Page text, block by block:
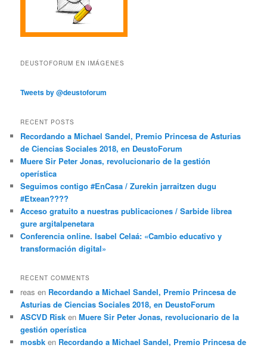
DEUSTOFORUM EN IMÁGENES
Tweets by @deustoforum
RECENT POSTS
Recordando a Michael Sandel, Premio Princesa de Asturias
de Ciencias Sociales 2018, en DeustoForum
Muere Sir Peter Jonas, revolucionario de la gestión
operística
Seguimos contigo #EnCasa / Zurekin jarraitzen dugu
#Etxean????
Acceso gratuito a nuestras publicaciones / Sarbide librea
gure argitalpenetara
Conferencia online. Isabel Celaá: «Cambio educativo y
transformación digital»
RECENT COMMENTS
reas en Recordando a Michael Sandel, Premio Princesa de
Asturias de Ciencias Sociales 2018, en DeustoForum
ASCVD Risk enMuere Sir Peter Jonas, revolucionario de la
gestión operística
mosbk en Recordando a Michael Sandel, Premio Princesa de